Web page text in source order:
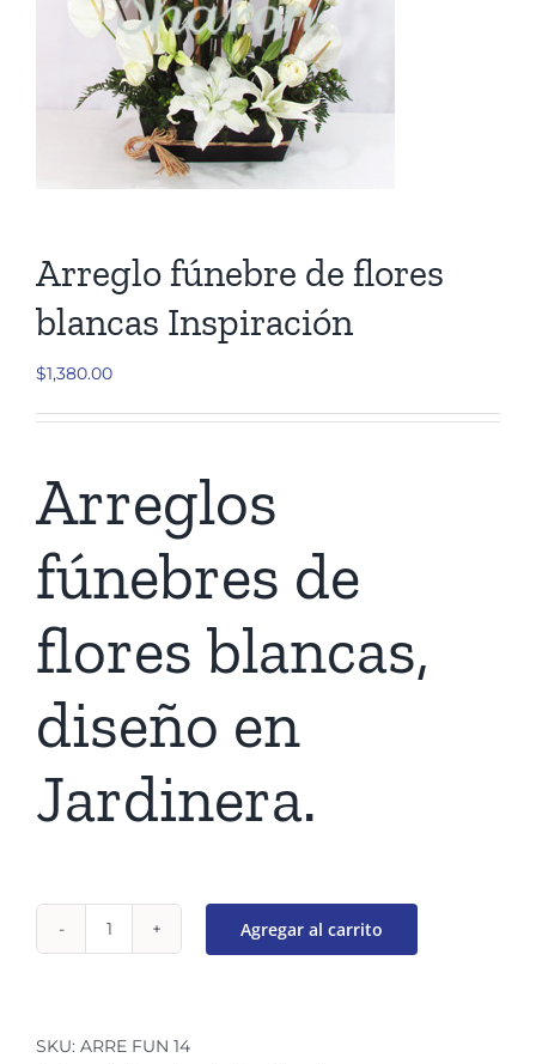
Medallones
Mensajes
Carrito
Arreglo fúnebre de flores
blancas Inspiración
$1,380.00
Arreglos
fúnebres de
flores blancas,
diseño en
Jardinera.
Arreglo
Agregar al carrito
SKU: ARRE FUN 14